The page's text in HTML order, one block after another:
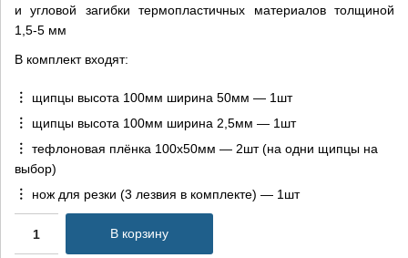
и угловой загибки термопластичных материалов толщиной
1,5-5 мм
В комплект входят:
щипцы высота 100мм ширина 50мм — 1шт
щипцы высота 100мм ширина 2,5мм — 1шт
тефлоновая плёнка 100х50мм — 2шт (на одни щипцы на
выбор)
нож для резки (3 лезвия в комплекте) — 1шт
В корзину